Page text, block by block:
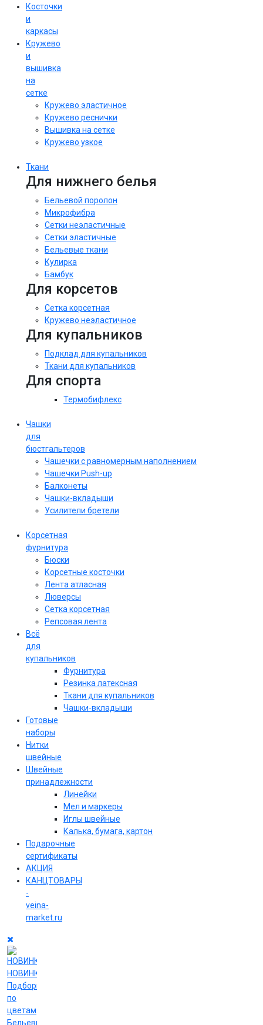
Косточки
и
каркасы
Кружево
и
вышивка
на
сетке
Кружево эластичное
Кружево реснички
Вышивка на сетке
Кружево узкое
Ткани
Для нижнего белья
Бельевой поролон
Микрофибра
Сетки неэластичные
Сетки эластичные
Бельевые ткани
Кулирка
Бамбук
Для корсетов
Сетка корсетная
Кружево неэластичное
Для купальников
Подклад для купальников
Ткани для купальников
Для спорта
Термобифлекс
Чашки
для
бюстгальтеров
Чашечки с равномерным наполнением
Чашечки Push-up
Балконеты
Чашки-вкладыши
Усилители бретели
Корсетная
фурнитура
Бюски
Корсетные косточки
Лента атласная
Люверсы
Сетка корсетная
Репсовая лента
Всё
для
купальников
Фурнитура
Резинка латексная
Ткани для купальников
Чашки-вкладыши
Готовые
наборы
Нитки
швейные
Швейные
принадлежности
Линейки
Мел и маркеры
Иглы швейные
Калька, бумага, картон
Подарочные
сертификаты
АКЦИЯ
КАНЦТОВАРЫ
-
veina-
market.ru
НОВИНКИ
Подборки
по
цветам
Бельевые